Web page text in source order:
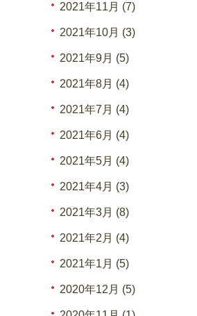
2021年11月 (7)
2021年10月 (3)
2021年9月 (5)
2021年8月 (4)
2021年7月 (4)
2021年6月 (4)
2021年5月 (4)
2021年4月 (3)
2021年3月 (8)
2021年2月 (4)
2021年1月 (5)
2020年12月 (5)